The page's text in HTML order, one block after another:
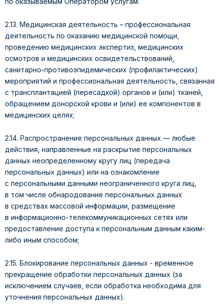
2.13. Медицинская деятельность – профессиональная
деятельность по оказанию медицинской помощи,
проведению медицинских экспертиз, медицинских
осмотров и медицинских освидетельствований,
санитарно-противоэпидемических (профилактических)
мероприятий и профессиональная деятельность, связанная
с трансплантацией (пересадкой) органов и (или) тканей,
обращением донорской крови и (или) ее компонентов в
медицинских целях;
2.14. Распространение персональных данных — любые
действия, направленные на раскрытие персональных
данных неопределенному кругу лиц (передача
персональных данных) или на ознакомление
с персональными данными неограниченного круга лиц,
в том числе обнародование персональных данных
в средствах массовой информации, размещение
в информационно-телекоммуникационных сетях или
предоставление доступа к персональным данным каким-
либо иным способом;
2.15. Блокирование персональных данных - временное
прекращение обработки персональных данных (за
исключением случаев, если обработка необходима для
уточнения персональных данных).